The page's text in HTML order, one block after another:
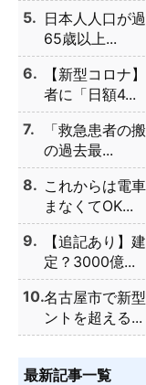
日本人人口が
65歳以上...
【新型コロナ
者に「日額4...
「救急患者の
の過去最...
これからは電
まなくてOK...
【追記あり】
定？3000億...
名古屋市で新
ントを超える...
最新記事一覧